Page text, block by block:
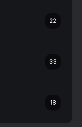
22
33
18